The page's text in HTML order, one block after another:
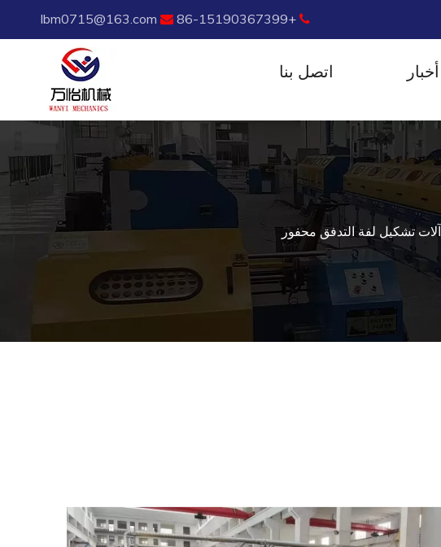

+86-15190367399

lbm0715@163.com
أخبار اتصل بنا
آلات تشكيل لفة التدفق محفور